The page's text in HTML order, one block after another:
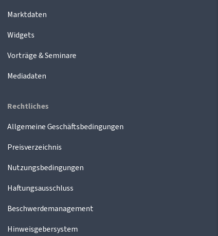
Marktdaten
Widgets
Vorträge & Seminare
Mediadaten
Rechtliches
Allgemeine Geschäftsbedingungen
Preisverzeichnis
Nutzungsbedingungen
Haftungsausschluss
Beschwerdemanagement
Hinweisgebersystem